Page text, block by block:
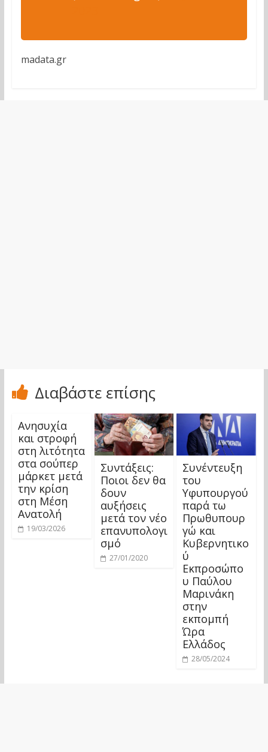
madata.gr
Διαβάστε επίσης
Ανησυχία
και στροφή
στη λιτότητα
στα σούπερ
μάρκετ μετά
την κρίση
στη Μέση
Ανατολή
19/03/2026
Συντάξεις:
Ποιοι δεν θα
δουν
αυξήσεις
μετά τον νέο
επανυπολογι
σμό
27/01/2020
Συνέντευξη
του
Υφυπουργού
παρά τω
Πρωθυπουρ
γώ και
Κυβερνητικο
ύ
Εκπροσώπο
υ Παύλου
Μαρινάκη
στην
εκπομπή
Ώρα
Ελλάδος
28/05/2024